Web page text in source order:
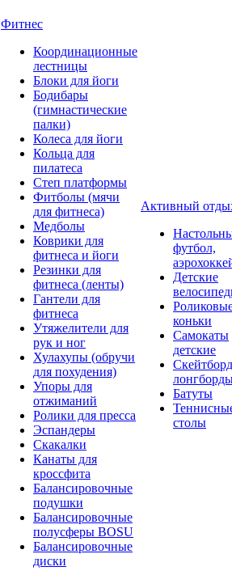
Фитнес
Координационные
лестницы
Блоки для йоги
Бодибары
(гимнастические
палки)
Колеса для йоги
Кольца для
пилатеса
Степ платформы
Фитболы (мячи
для фитнеса)
Медболы
Коврики для
фитнеса и йоги
Резинки для
фитнеса (ленты)
Гантели для
фитнеса
Утяжелители для
рук и ног
Хулахупы (обручи
для похудения)
Упоры для
отжиманий
Ролики для пресса
Эспандеры
Скакалки
Канаты для
кроссфита
Балансировочные
подушки
Балансировочные
полусферы BOSU
Балансировочные
диски
Активный
футбол,
Детские
коньки
Самокаты
детские
Батуты
столы